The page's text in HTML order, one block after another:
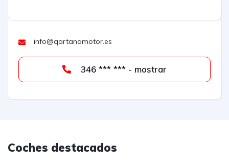
info@qartanamotor.es
346 *** *** - mostrar
Coches destacados